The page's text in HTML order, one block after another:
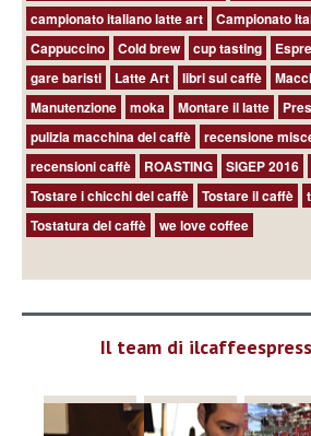
campionato italiano latte art
Campionato
Cappuccino
Cold brew cup tasting
gare baristi
Latte Art libri sul caffè
Manutenzione
moka Montare il latte
pulizia macchina del caffè
recensione
recensioni caffè
ROASTING SIGEP 2016
Tostare i chicchi del caffè
Tostare il caffè
Tostatura del caffè
we love coffee
Il team di